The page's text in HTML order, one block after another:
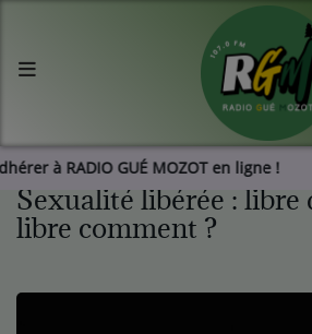
Adhérer à RADIO GUÉ MOZOT en ligne !
Agenda
Les actus de RGM
Sexualité libérée : libre
libre comment ?